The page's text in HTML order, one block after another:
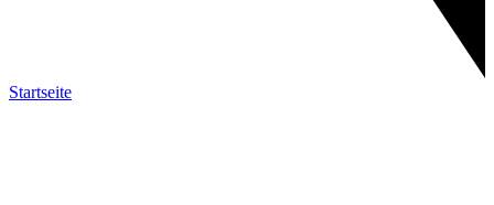
Startseite